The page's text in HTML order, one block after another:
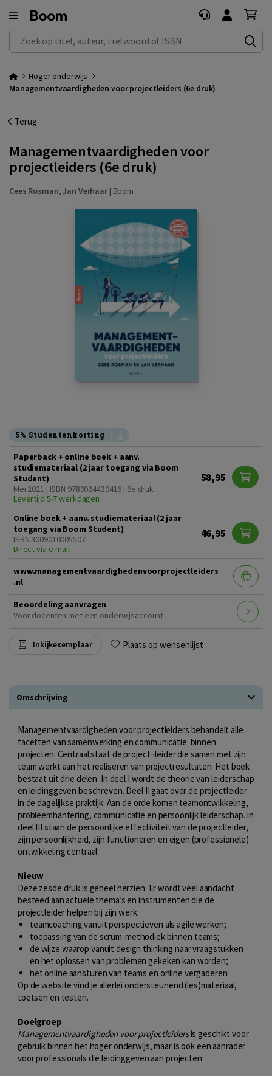
Zoek op titel, auteur, trefwoord of ISBN
Hoger onderwijs
Managementvaardigheden voor projectleiders (6e druk)
Terug
Managementvaardigheden voor
projectleiders (6e druk)
Cees Rosman,Jan Verhaar| Boom
5% Studentenkorting
Paperback + online boek + aanv.
studiemateriaal (2 jaar toegang via Boom
Student)
Mei 2021 | ISBN 9789024439416 | 6e druk
Levertijd 5-7 werkdagen
58,95
Online boek + aanv. studiemateriaal (2 jaar
toegang via Boom Student)
ISBN 3009010005507
Direct via e-mail
46,95
www.managementvaardighedenvoorprojectleiders
.nl
Beoordeling aanvragen
Voor docenten met een onderwijsaccount
Inkijkexemplaar Plaats op wensenlijst
Omschrijving
Managementvaardigheden voor projectleiders behandelt alle
facetten van samenwerking en communicatie binnen
projecten. Centraal staat de project¬leider die samen met zijn
team werkt aan het realiseren van projectresultaten. Het boek
bestaat uit drie delen. In deel I wordt de theorie van leiderschap
en leidinggeven beschreven. Deel II gaat over de projectleider
in de dagelijkse praktijk. Aan de orde komen teamontwikkeling,
probleemhantering, communicatie en persoonlijk leiderschap. In
deel III staan de persoonlijke effectiviteit van de projectleider,
zijn persoonlijkheid, zijn functioneren en eigen (professionele)
ontwikkeling centraal.
Nieuw
Deze zesde druk is geheel herzien. Er wordt veel aandacht
besteed aan actuele thema’s en instrumenten die de
projectleider helpen bij zijn werk.
teamcoaching vanuit perspectieven als agile werken;
toepassing van de scrum-methodiek binnen teams;
de wijze waarop vanuit design thinking naar vraagstukken
en het oplossen van problemen gekeken kan worden;
het online aansturen van teams en online vergaderen.
Op de website vind je allerlei ondersteunend (les)materiaal,
toetsen en testen.
Doelgroep
Managementvaardigheden voor projectleidersis geschikt voor
gebruik binnen het hoger onderwijs, maar is ook een aanrader
voor professionals die leidinggeven aan projecten.